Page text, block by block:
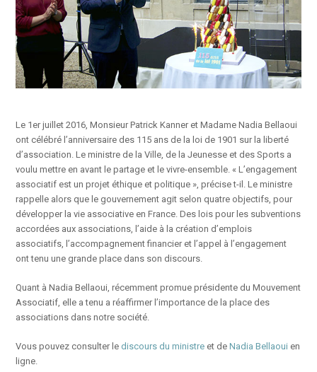
Le 1er juillet 2016, Monsieur Patrick Kanner et Madame Nadia Bellaoui
ont célébré l’anniversaire des 115 ans de la loi de 1901 sur la liberté
d’association. Le ministre de la Ville, de la Jeunesse et des Sports a
voulu mettre en avant le partage et le vivre-ensemble. « L’engagement
associatif est un projet éthique et politique », précise t-il. Le ministre
rappelle alors que le gouvernement agit selon quatre objectifs, pour
développer la vie associative en France. Des lois pour les subventions
accordées aux associations, l’aide à la création d’emplois
associatifs, l’accompagnement financier et l’appel à l’engagement
ont tenu une grande place dans son discours.
Quant à Nadia Bellaoui, récemment promue présidente du Mouvement
Associatif, elle a tenu a réaffirmer l’importance de la place des
associations dans notre société.
Vous pouvez consulter le discours du ministre et deNadia Bellaoui en
ligne.